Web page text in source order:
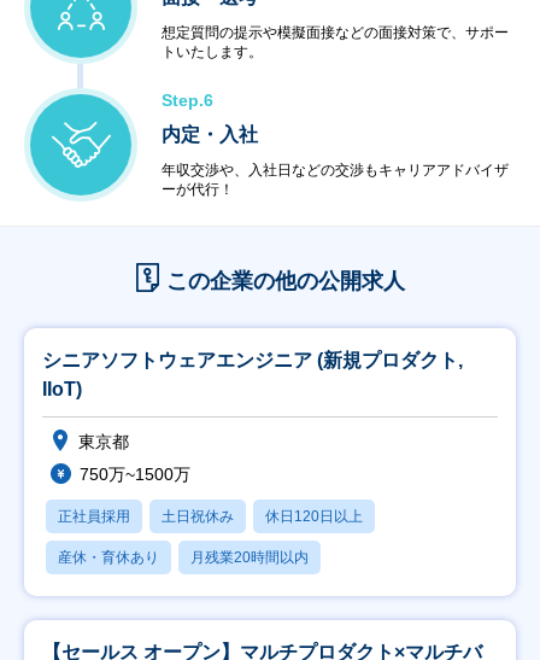
想定質問の提示や模擬面接などの面接対策で、サポー
トいたします。
Step.6
内定・入社
年収交渉や、入社日などの交渉もキャリアアドバイザ
ーが代行！
この企業の他の公開求人
シニアソフトウェアエンジニア (新規プロダクト,
IIoT)
東京都
750万~1500万
正社員採用 土日祝休み 休日120日以上
産休・育休あり 月残業20時間以内
【セールス オープン】マルチプロダクト×マルチバ